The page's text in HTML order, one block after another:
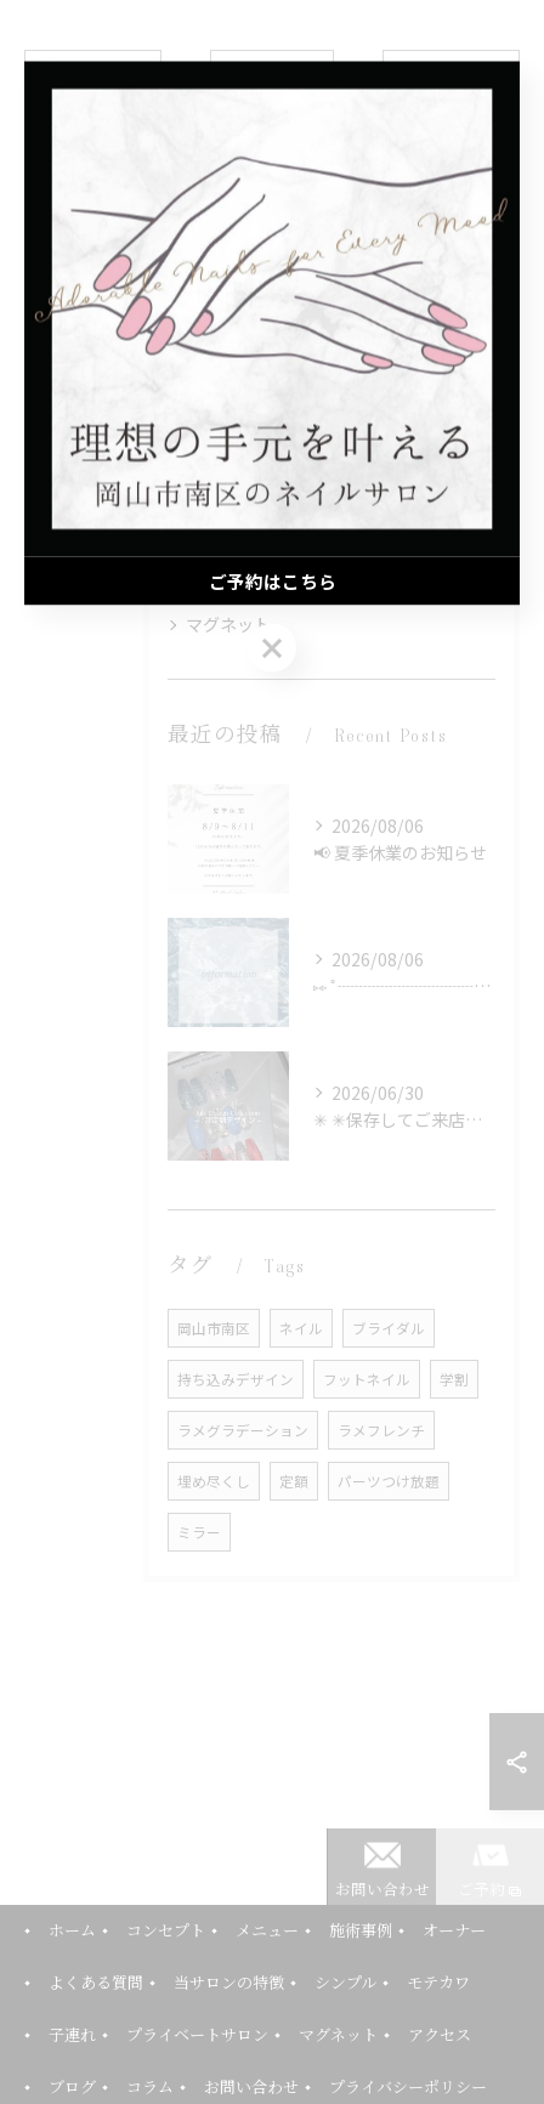
関連タグ
#フットネイル
カテゴリー Categories
全てのカテゴリー
シンプル
モテカワ
プライベートサロン
マグネット
最近の投稿 Recent Posts
2026/08/06
📢 夏季休業のお知らせ
2026/08/06
⑅∙˚┈┈┈┈┈┈┈┈┈┈┈┈˚∙⑅
2026/06/30
✳︎ ✳︎保存してご来店時に見せるのもOK✳︎
タグ Tags
岡山市南区 ネイル ブライダル
持ち込みデザイン フットネイル 学割
ラメグラデーション ラメフレンチ
埋め尽くし 定額 パーツつけ放題
ミラー
お問い合わせ
ホーム コンセプト メニュー 施術事例 オーナー
よくある質問 当サロンの特徴 シンプル モテカワ
子連れ プライベートサロン マグネット アクセス
ブログ コラム お問い合わせ プライバシーポリシー
ご予約はこちら
ご予約はこちら